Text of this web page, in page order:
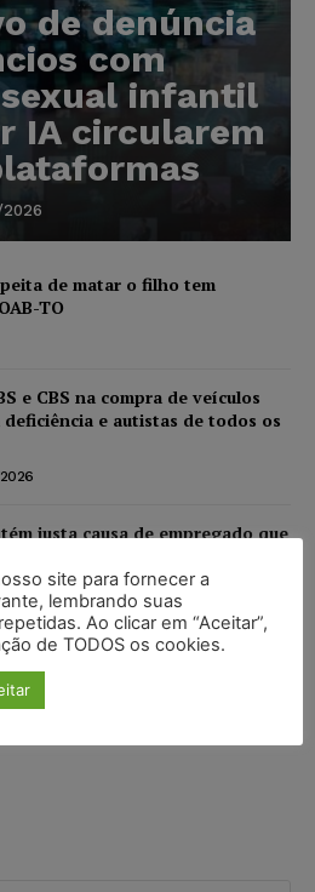
de denúncia
com
infantil
IA circularem
de matar o filho tem
TO
e CBS na compra de veículos
e autistas de todos os
justa causa de empregado que
de suspeito investigado na
site para fornecer a
lembrando suas
Ao clicar em “Aceitar”,
de TODOS os cookies.